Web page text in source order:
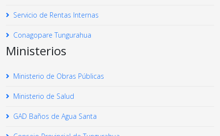
Servicio de Rentas Internas
Conagopare Tungurahua
Ministerios
Ministerio de Obras Públicas
Ministerio de Salud
GAD Baños de Agua Santa